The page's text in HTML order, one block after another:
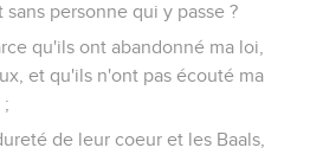
personne qui y passe ?
qu'ils ont abandonné ma loi,
et qu'ils n'ont pas écouté ma
;
de leur coeur et les Baals,